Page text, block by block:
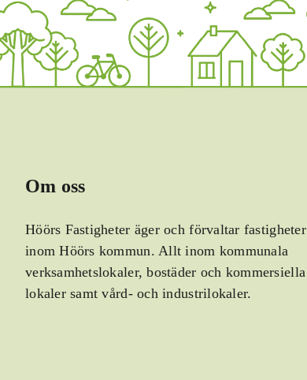
Om oss
Höörs Fastigheter äger och förvaltar fastigheter
inom Höörs kommun. Allt inom kommunala
verksamhetslokaler, bostäder och kommersiella
lokaler samt vård- och industrilokaler.